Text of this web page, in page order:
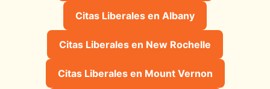
Citas Liberales en Albany
Citas Liberales en New Rochelle
Citas Liberales en Mount Vernon